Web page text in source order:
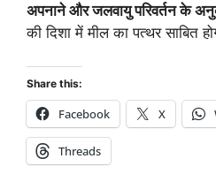
अपनाने और जलवायु परिवर्तन के
की दिशा में मील का पत्थर साबित
Share this:
Facebook X
Threads